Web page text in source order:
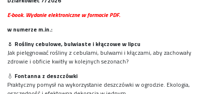
E-book. Wydanie elektroniczne w formacie PDF.
w numerze m.in.:
🌷 Rośliny cebulowe, bulwiaste i kłączowe w lipcu
Jak pielęgnować rośliny z cebulami, bulwami i kłączami, aby zachowały
zdrowie i obficie kwitły w kolejnych sezonach?
💧 Fontanna z deszczówki
Praktyczny pomysł na wykorzystanie deszczówki w ogrodzie. Ekologia,